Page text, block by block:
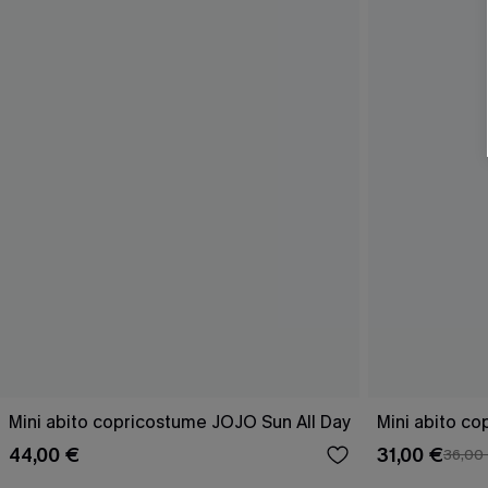
Mini abito copricostume JOJO Sun All Day
44,00 €
Mini abito
31,00 €